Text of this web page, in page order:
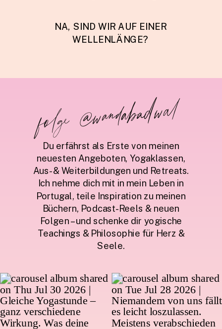
NA, SIND WIR AUF EINER
WELLENLÄNGE?
folge @wandabadwal
Du erfährst als Erste von meinen
neuesten Angeboten, Yogaklassen,
Aus- & Weiterbildungen und Retreats.
Ich nehme dich mit in mein Leben in
Portugal, teile Inspiration zu meinen
Büchern, Podcast-Reels & neuen
Folgen – und schenke dir yogische
Teachings & Philosophie für Herz &
Seele.